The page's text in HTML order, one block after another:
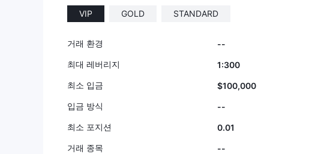
VIP GOLD STANDARD
거래 환경 --
최대 레버리지
1:300
최소 입금 $100,000
입금 방식
--
최소 포지션
0.01
거래 종목
--